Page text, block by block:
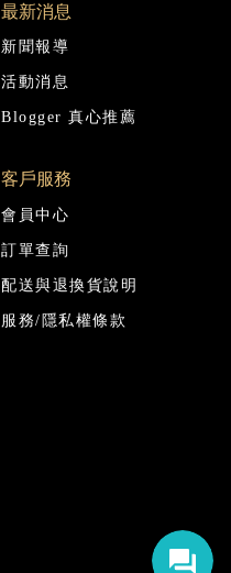
最新消息
新聞報導
活動消息
Blogger 真心推薦
客戶服務
會員中心
訂單查詢
配送與退換貨說明
服務/隱私權條款